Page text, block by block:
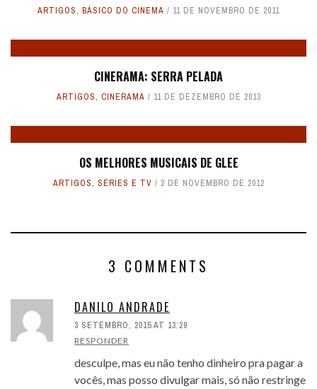
ARTIGOS, BÁSICO DO CINEMA 11 DE NOVEMBRO DE 2011
CINERAMA: SERRA PELADA
ARTIGOS, CINERAMA 11 DE DEZEMBRO DE 2013
OS MELHORES MUSICAIS DE GLEE
ARTIGOS, SÉRIES E TV 2 DE NOVEMBRO DE 2012
3 COMMENTS
DANILO ANDRADE
3 SETEMBRO, 2015 AT 13:29
RESPONDER
desculpe, mas eu não tenho dinheiro pra pagar a
vocês, mas posso divulgar mais, só não restringe